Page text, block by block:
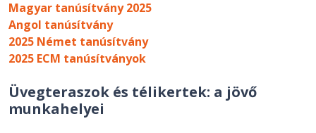
Magyar tanúsítvány 2025
Angol tanúsítvány
2025 Német tanúsítvány
2025 ECM tanúsítványok
Üvegteraszok és télikertek: a jövő
munkahelyei